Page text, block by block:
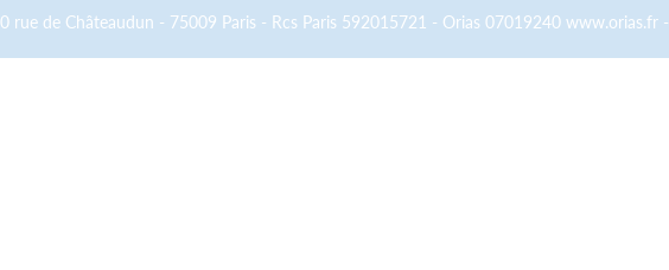
rue de Châteaudun - 75009 Paris - Rcs Paris 592015721 - Orias 07019240 www.orias.fr -